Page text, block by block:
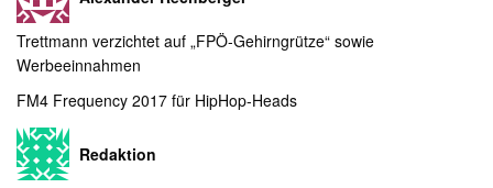
Trettmann verzichtet auf „FPÖ-Gehirngrütze“ sowie
Werbeeinnahmen
FM4 Frequency 2017 für HipHop-Heads
Redaktion